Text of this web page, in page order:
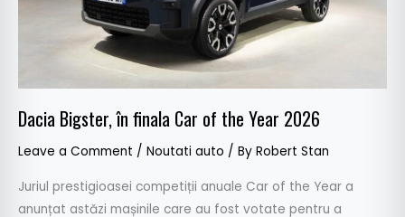
Dacia Bigster, în finala Car of the Year 2026
Leave a Comment / Noutati auto / By Robert Stan
Juriul prestigioasei competiții anuale Car of the Year a
anunțat astăzi mașinile care au fost votate pentru a